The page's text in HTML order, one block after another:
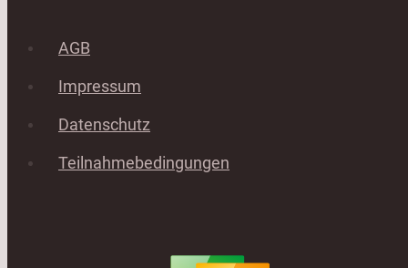
AGB
Impressum
Datenschutz
Teilnahmebedingungen